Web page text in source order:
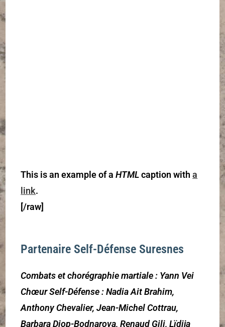
This is an example of aHTMLcaption witha
link.
[/raw]
Partenaire Self-Défense Suresnes
Combats et chorégraphie martiale : Yann Vei
Chœur Self-Défense : Nadia Ait Brahim,
Anthony Chevalier, Jean-Michel Cottrau,
Barbara Diop-Bodnarova, Renaud Gili, Lïdija